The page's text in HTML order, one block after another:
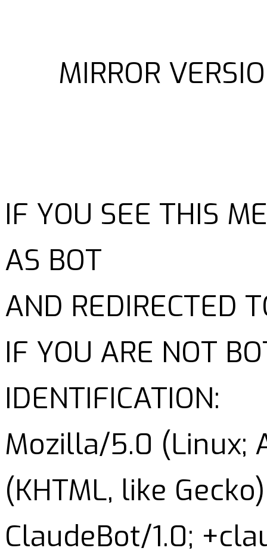
MIRROR
IF YOU SEE THIS
AS BOT
AND REDIRECTED
IF YOU ARE NOT
IDENTIFICATION:
Mozilla/5.0 (Linux;
(KHTML, like
ClaudeBot/1.0;